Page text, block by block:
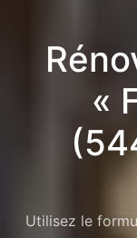
«
Utilisez le